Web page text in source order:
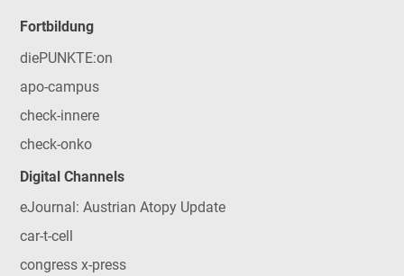
Fortbildung
diePUNKTE:on
apo-campus
check-innere
check-onko
Digital Channels
eJournal: Austrian Atopy Update
car-t-cell
congress x-press